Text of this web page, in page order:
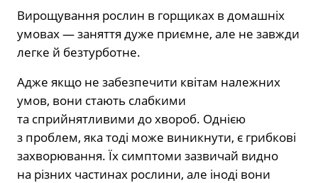
Вирощування рослин в горщиках в домашніх
умовах — заняття дуже приємне, але не завжди
легке й безтурботне.
Адже якщо не забезпечити квітам належних
умов, вони стають слабкими
та сприйнятливими до хвороб. Однією
з проблем, яка тоді може виникнути, є грибкові
захворювання. Їх симптоми зазвичай видно
на різних частинах рослини, але іноді вони